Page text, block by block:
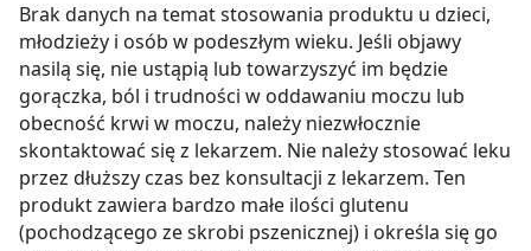
Brak danych na temat stosowania produktu u dzieci,
młodzieży i osób w podeszłym wieku. Jeśli objawy
nasilą się, nie ustąpią lub towarzyszyć im będzie
gorączka, ból i trudności w oddawaniu moczu lub
obecność krwi w moczu, należy niezwłocznie
skontaktować się z lekarzem. Nie należy stosować leku
przez dłuższy czas bez konsultacji z lekarzem. Ten
produkt zawiera bardzo małe ilości glutenu
(pochodzącego ze skrobi pszenicznej) i określa się go